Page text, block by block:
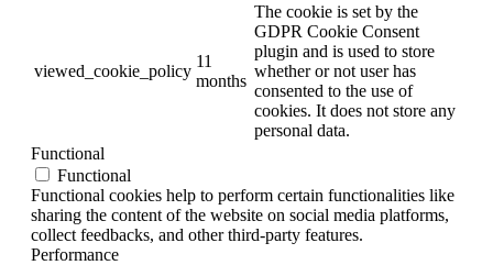
viewed_cookie_policy
11
months
The cookie is set by the
GDPR Cookie Consent
plugin and is used to store
whether or not user has
consented to the use of
cookies. It does not store any
personal data.
Functional
Functional
Functional cookies help to perform certain functionalities like
sharing the content of the website on social media platforms,
collect feedbacks, and other third-party features.
Performance